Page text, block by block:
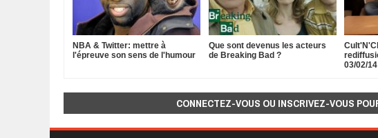
NBA & Twitter: mettre à
l'épreuve son sens de l'humour
Que sont devenus les acteurs
de Breaking Bad ?
03/02/14
CONNECTEZ-VOUS OU INSCRIVEZ-VOUS